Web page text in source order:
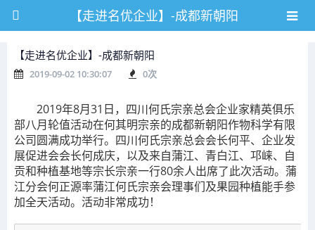
【走进名优企业】-成都新朝阳
【走进名优企业】-成都新朝阳
2019-09-02 10:30:07 0次
2019年8月31日，四川何氏宗亲总会企业家精英俱乐
部八月轮值活动在何其明宗亲的成都新朝阳作物科学有限
公司圆满成功举行。四川何氏宗亲总会会长何平、企业发
展促进会会长何成庆，以及来自蒲江、青白江、邛崃、自
贡和种植基地等宗长宗亲一行80余人出席了此次活动。蒲
江分会何正源率蒲江何氏宗亲会理事们及果园种植能手参
加全天活动。活动非常成功！